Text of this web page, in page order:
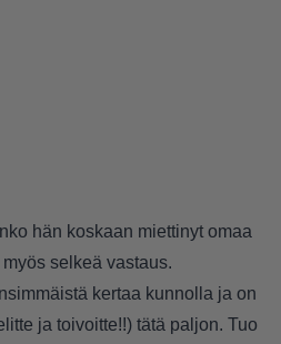
hän koskaan miettinyt omaa
selkeä vastaus.
kertaa kunnolla ja on
ja toivoitte!!) tätä paljon. Tuo